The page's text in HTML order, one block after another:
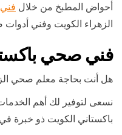
أحواض المطبخ من خلال
الزهراء الكويت وفني
فني صحي
هل أنت بحاجة معلم صحي
نسعى لتوفير لك أهم
باكستاني الكويت ذو خبرة